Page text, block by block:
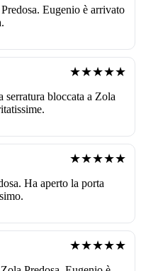
Eugenio è arrivato
★★★★★
serratura bloccata a Zola
★★★★★
Ha aperto la porta
★★★★★